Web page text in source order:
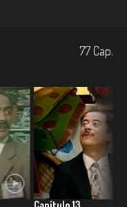
77Cap.